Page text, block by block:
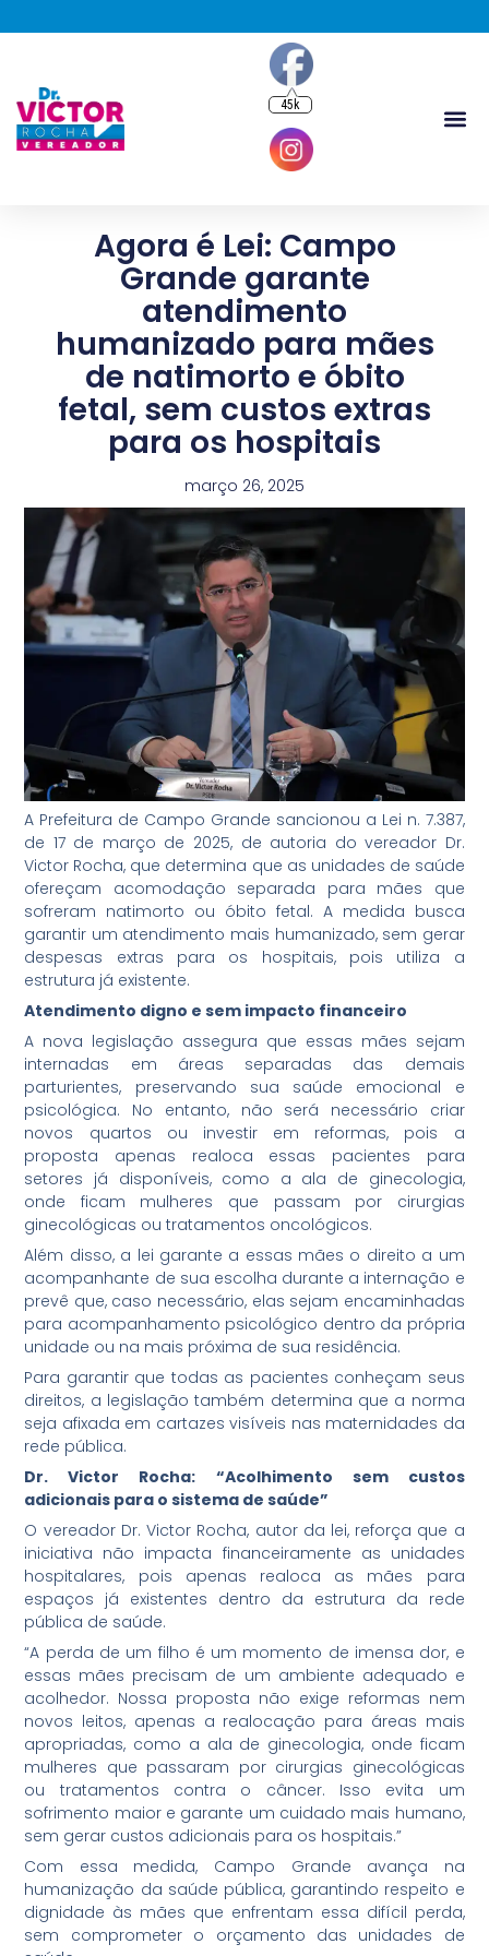
Agora é Lei: Campo
Grande garante
atendimento
humanizado para mães
de natimorto e óbito
fetal, sem custos extras
para os hospitais
março 26, 2025
A Prefeitura de Campo Grande sancionou a Lei n. 7.387,
de 17 de março de 2025, de autoria do vereador Dr.
Victor Rocha, que determina que as unidades de saúde
ofereçam acomodação separada para mães que
sofreram natimorto ou óbito fetal. A medida busca
garantir um atendimento mais humanizado, sem gerar
despesas extras para os hospitais, pois utiliza a
estrutura já existente.
Atendimento digno e sem impacto financeiro
A nova legislação assegura que essas mães sejam
internadas em áreas separadas das demais
parturientes, preservando sua saúde emocional e
psicológica. No entanto, não será necessário criar
novos quartos ou investir em reformas, pois a
proposta apenas realoca essas pacientes para
setores já disponíveis, como a ala de ginecologia,
onde ficam mulheres que passam por cirurgias
ginecológicas ou tratamentos oncológicos.
Além disso, a lei garante a essas mães o direito a um
acompanhante de sua escolha durante a internação e
prevê que, caso necessário, elas sejam encaminhadas
para acompanhamento psicológico dentro da própria
unidade ou na mais próxima de sua residência.
Para garantir que todas as pacientes conheçam seus
direitos, a legislação também determina que a norma
seja afixada em cartazes visíveis nas maternidades da
rede pública.
Dr. Victor Rocha: “Acolhimento sem custos
adicionais para o sistema de saúde”
O vereador Dr. Victor Rocha, autor da lei, reforça que a
iniciativa não impacta financeiramente as unidades
hospitalares, pois apenas realoca as mães para
espaços já existentes dentro da estrutura da rede
pública de saúde.
“A perda de um filho é um momento de imensa dor, e
essas mães precisam de um ambiente adequado e
acolhedor. Nossa proposta não exige reformas nem
novos leitos, apenas a realocação para áreas mais
apropriadas, como a ala de ginecologia, onde ficam
mulheres que passaram por cirurgias ginecológicas
ou tratamentos contra o câncer. Isso evita um
sofrimento maior e garante um cuidado mais humano,
sem gerar custos adicionais para os hospitais.”
Com essa medida, Campo Grande avança na
humanização da saúde pública, garantindo respeito e
dignidade às mães que enfrentam essa difícil perda,
sem comprometer o orçamento das unidades de
45k